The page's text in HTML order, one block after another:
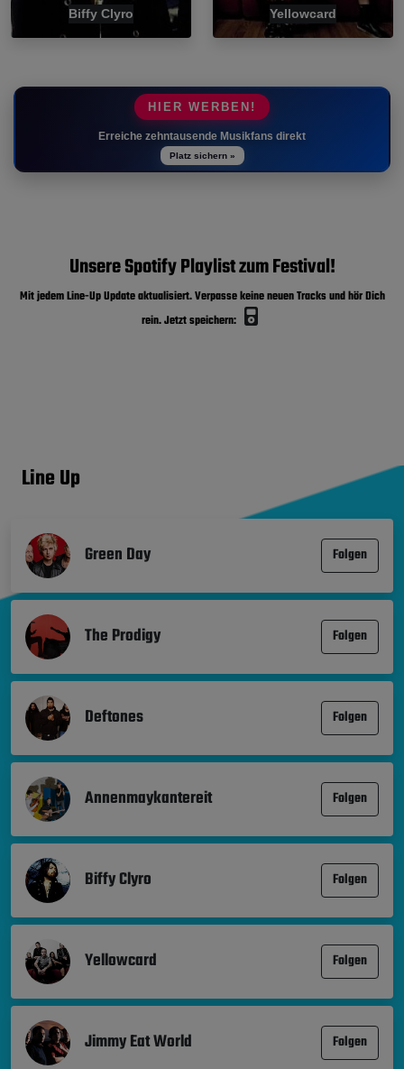
Biffy Clyro Yellowcard
HIER WERBEN!
Erreiche zehntausende Musikfans direkt
Platz sichern »
Unsere Spotify Playlist zum Festival!
Mit jedem Line-Up Update aktualisiert. Verpasse keine neuen Tracks und hör Dich
rein. Jetzt speichern:
Line Up
Green Day Folgen
The Prodigy Folgen
Deftones Folgen
Annenmaykantereit Folgen
Biffy Clyro Folgen
Yellowcard Folgen
Jimmy Eat World Folgen